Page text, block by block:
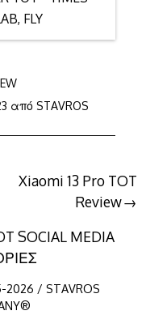
FLY
20
από STAVROS
Xiaomi 13 Pro TOT
Review
SOCIAL MEDIA
2026 / STAVROS